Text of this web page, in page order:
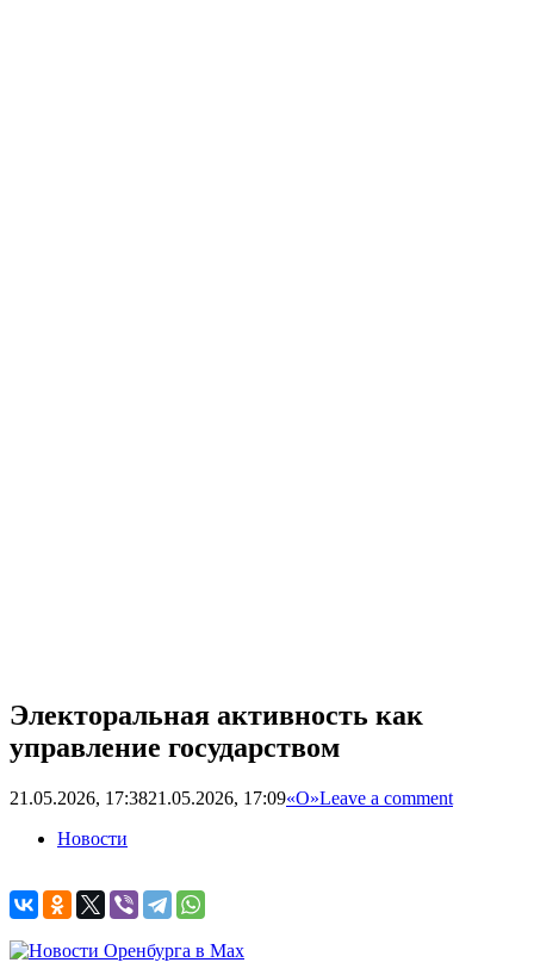
Электоральная активность как
управление государством
21.05.2026, 17:3821.05.2026, 17:09«О»Leave a comment
Новости